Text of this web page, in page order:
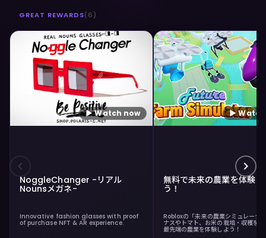
GREAT REWARDS(6)
▶ Watch now
NoggleChanger -リアル
Nounsメガネ-
Innovative fashion glasses with proof
of purchase NFT & AR experience.
▶ Watch
無料で未来の農業を体験し
う！
Robloxの「未来の農業シミュレータ
ナスやトマト、お米の栽培・収穫を
最先端の農業を体験しよう！